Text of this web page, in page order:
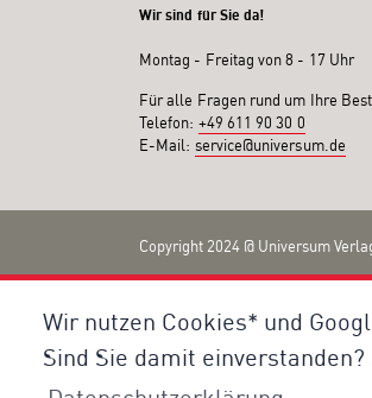
Wir nutzen Cookies* und
Sind Sie damit
Wir sind für Sie da!
Montag - Freitag von 8 - 17 Uhr
Für alle Fragen rund um Ihre
Telefon: +49 611 90 30 0
E-Mail: service@universum.de
Copyright 2024 @ Universum